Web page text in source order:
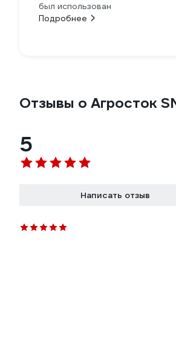
был использован
Подробнее
Отзывы о Агросток
5
Написать отзыв